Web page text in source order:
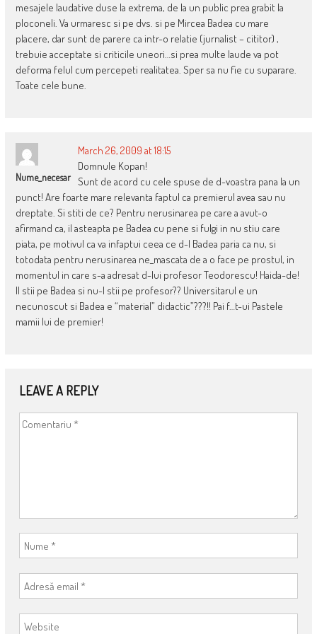
mesajele laudative duse la extrema, de la un public prea grabit la
ploconeli. Va urmaresc si pe dvs. si pe Mircea Badea cu mare
placere, dar sunt de parere ca intr-o relatie (jurnalist – cititor) ,
trebuie acceptate si criticile uneori…si prea multe laude va pot
deforma felul cum percepeti realitatea. Sper sa nu fie cu suparare.
Toate cele bune.
Nume_necesar
March 26, 2009 at 18:15
Domnule Kopan!
Sunt de acord cu cele spuse de d-voastra pana la un
punct! Are foarte mare relevanta faptul ca premierul avea sau nu
dreptate. Si stiti de ce? Pentru nerusinarea pe care a avut-o
afirmand ca, il asteapta pe Badea cu pene si fulgi in nu stiu care
piata, pe motivul ca va infaptui ceea ce d-l Badea paria ca nu, si
totodata pentru nerusinarea ne_mascata de a o face pe prostul, in
momentul in care s-a adresat d-lui profesor Teodorescu! Haida-de!
Il stii pe Badea si nu-l stii pe profesor?? Universitarul e un
necunoscut si Badea e “material” didactic”???!! Pai f…t-ui Pastele
mamii lui de premier!
LEAVE A REPLY